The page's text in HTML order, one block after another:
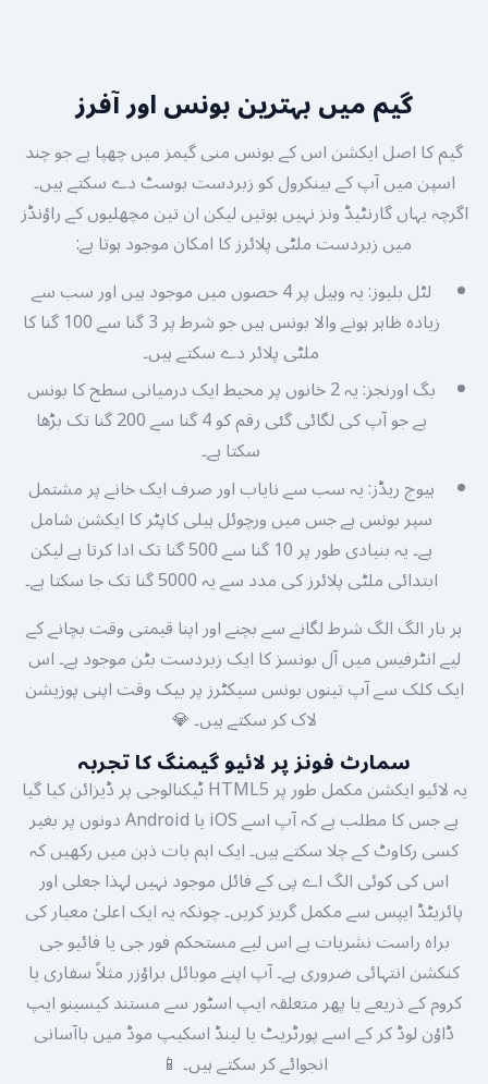
گیم میں بہترین بونس اور آفرز
گیم کا اصل ایکشن اس کے بونس منی گیمز میں چھپا ہے جو چند
اسپن میں آپ کے بینکرول کو زبردست بوسٹ دے سکتے ہیں۔
اگرچہ یہاں گارنٹیڈ ونز نہیں ہوتیں لیکن ان تین مچھلیوں کے راؤنڈز
میں زبردست ملٹی پلائرز کا امکان موجود ہوتا ہے:
لٹل بلیوز: یہ وہیل پر 4 حصوں میں موجود ہیں اور سب سے
زیادہ ظاہر ہونے والا بونس ہیں جو شرط پر 3 گنا سے 100 گنا کا
ملٹی پلائر دے سکتے ہیں۔
بگ اورنجز: یہ 2 خانوں پر محیط ایک درمیانی سطح کا بونس
ہے جو آپ کی لگائی گئی رقم کو 4 گنا سے 200 گنا تک بڑھا
سکتا ہے۔
ہیوج ریڈز: یہ سب سے نایاب اور صرف ایک خانے پر مشتمل
سپر بونس ہے جس میں ورچوئل ہیلی کاپٹر کا ایکشن شامل
ہے۔ یہ بنیادی طور پر 10 گنا سے 500 گنا تک ادا کرتا ہے لیکن
ابتدائی ملٹی پلائرز کی مدد سے یہ 5000 گنا تک جا سکتا ہے۔
ہر بار الگ الگ شرط لگانے سے بچنے اور اپنا قیمتی وقت بچانے کے
لیے انٹرفیس میں آل بونسز کا ایک زبردست بٹن موجود ہے۔ اس
ایک کلک سے آپ تینوں بونس سیکٹرز پر بیک وقت اپنی پوزیشن
لاک کر سکتے ہیں۔ 💎
سمارٹ فونز پر لائیو گیمنگ کا تجربہ
یہ لائیو ایکشن مکمل طور پر HTML5 ٹیکنالوجی پر ڈیزائن کیا گیا
ہے جس کا مطلب ہے کہ آپ اسے iOS یا Android دونوں پر بغیر
کسی رکاوٹ کے چلا سکتے ہیں۔ ایک اہم بات ذہن میں رکھیں کہ
اس کی کوئی الگ اے پی کے فائل موجود نہیں لہذا جعلی اور
پائریٹڈ ایپس سے مکمل گریز کریں۔ چونکہ یہ ایک اعلیٰ معیار کی
براہ راست نشریات ہے اس لیے مستحکم فور جی یا فائیو جی
کنکشن انتہائی ضروری ہے۔ آپ اپنے موبائل براؤزر مثلاً سفاری یا
کروم کے ذریعے یا پھر متعلقہ ایپ اسٹور سے مستند کیسینو ایپ
ڈاؤن لوڈ کر کے اسے پورٹریٹ یا لینڈ اسکیپ موڈ میں باآسانی
انجوائے کر سکتے ہیں۔ 📱